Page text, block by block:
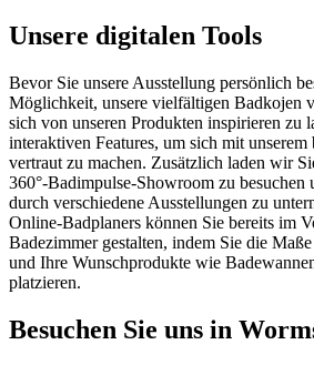
Unsere digitalen Tools
Bevor Sie unsere Ausstellung persönlich
Möglichkeit, unsere vielfältigen Badkojen
sich von unseren Produkten inspirieren zu
interaktiven Features, um sich mit unserem
vertraut zu machen. Zusätzlich laden wir
360°-Badimpulse-Showroom zu besuchen
durch verschiedene Ausstellungen zu
Online-Badplaners können Sie bereits im
Badezimmer gestalten, indem Sie die
und Ihre Wunschprodukte wie
platzieren.
Besuchen Sie uns in